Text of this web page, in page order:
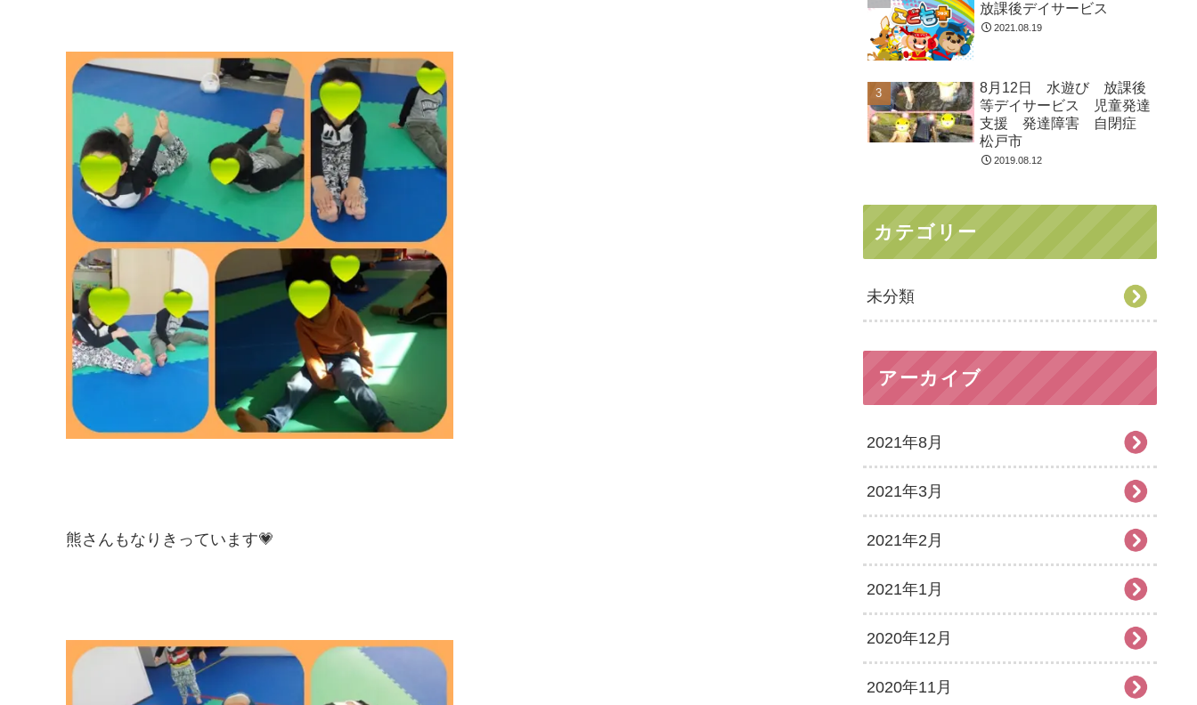
熊さんもなりきっています💗
放課後デイサービス
2021.08.19
8月12日 水遊び 放課後
等デイサービス 児童発達
支援 発達障害 自閉症
松戸市
2019.08.12
カテゴリー
未分類
アーカイブ
2021年8月
2021年3月
2021年2月
2021年1月
2020年12月
2020年11月